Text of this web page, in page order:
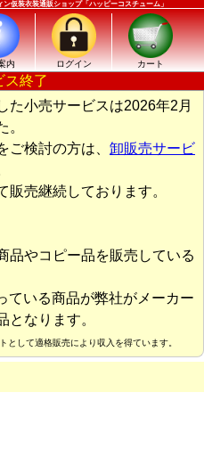
仮装衣装通販ショップ「ハッピーコスチューム」
内 ログイン カート
ス終了
た小売サービスは2026年2月
。
ご検討の方は、 卸販売サービ
売継続しております。
品やコピー品を販売している
ている商品が弊社がメーカー
となります。
して適格販売により収入を得ています。